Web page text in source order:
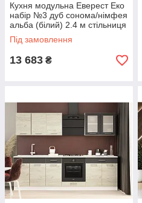
Кухня модульна Еверест Еко
набір №3 дуб сонома/німфея
альба (білий) 2.4 м стільниця
Скай (DTM-071058)
Під замовлення
13 683 ₴